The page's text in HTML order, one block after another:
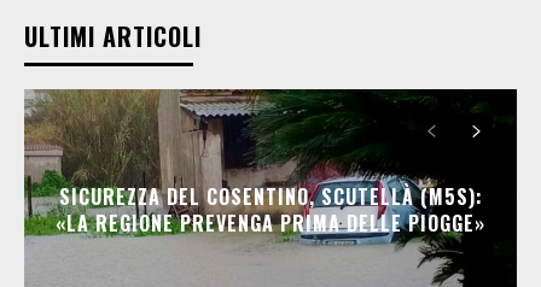
ULTIMI ARTICOLI
SICUREZZA DEL COSENTINO, SCUTELLÀ (M5S):
«LA REGIONE PREVENGA PRIMA DELLE PIOGGE»